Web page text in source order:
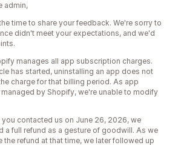
admin,
time to share your feedback. We're sorry to
didn't meet your expectations, and we'd
manages all app subscription charges.
has started, uninstalling an app does not
charge for that billing period. As app
by Shopify, we're unable to modify
contacted us on June 26, 2026, we
a full refund as a gesture of goodwill. As we
the refund at that time, we later followed up